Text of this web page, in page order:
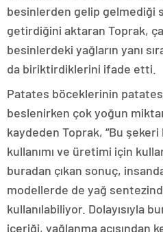
besinlerden gelip gelmediği
getirdiğini aktaran Toprak,
besinlerdeki yağların yanı
da biriktirdiklerini ifade etti.
Patates böceklerinin
beslenirken çok yoğun
kaydeden Toprak, “Bu
kullanımı ve üretimi için
buradan çıkan sonuç,
modellerde de yağ
kullanılabiliyor. Dolayısıyla
içeriği, yağlanma açısından